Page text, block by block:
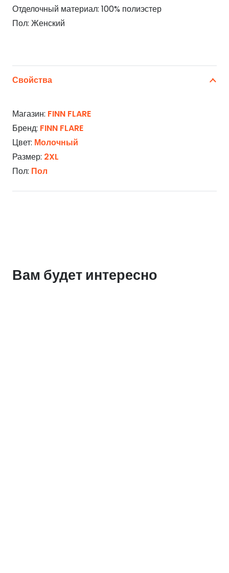
Отделочный материал: 100% полиэстер
Пол: Женский
Свойства
Магазин: FINN FLARE
Бренд: FINN FLARE
Цвет: Молочный
Размер: 2XL
Пол: Пол
Вам будет интересно